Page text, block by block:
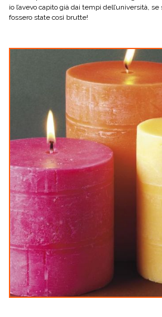
io l’avevo capito già dai tempi dell’università,
fossero state così brutte!